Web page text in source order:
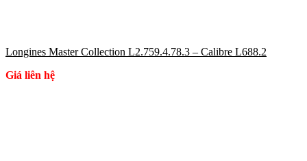
Longines Master Collection L2.759.4.78.3 – Calibre L688.2
Giá liên hệ